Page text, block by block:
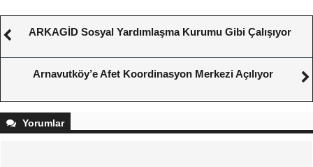
ARKAGİD Sosyal Yardımlaşma Kurumu Gibi Çalışıyor
Arnavutköy’e Afet Koordinasyon Merkezi Açılıyor
Yorumlar